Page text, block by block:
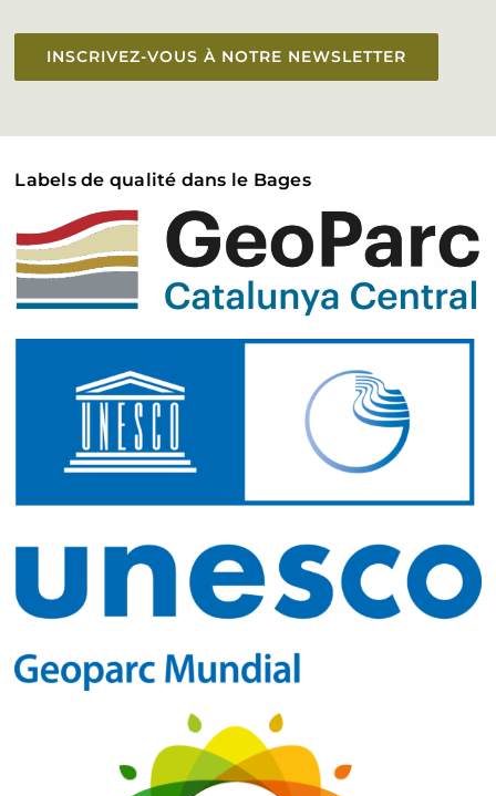
INSCRIVEZ-VOUS À NOTRE NEWSLETTER
Labels de qualité dans le Bages